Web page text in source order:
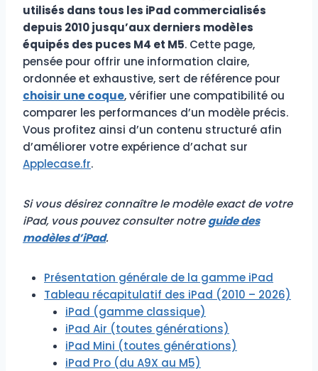
utilisés dans tous les iPad commercialisés
depuis 2010 jusqu’aux derniers modèles
équipés des puces M4 et M5. Cette page,
pensée pour offrir une information claire,
ordonnée et exhaustive, sert de référence pour
choisir une coque, vérifier une compatibilité ou
comparer les performances d’un modèle précis.
Vous profitez ainsi d’un contenu structuré afin
d’améliorer votre expérience d’achat sur
Applecase.fr.
Si vous désirez connaître le modèle exact de votre
iPad, vous pouvez consulter notreguide des
modèles d’iPad.
Présentation générale de la gamme iPad
Tableau récapitulatif des iPad (2010 – 2026)
iPad (gamme classique)
iPad Air (toutes générations)
iPad Mini (toutes générations)
iPad Pro (du A9X au M5)